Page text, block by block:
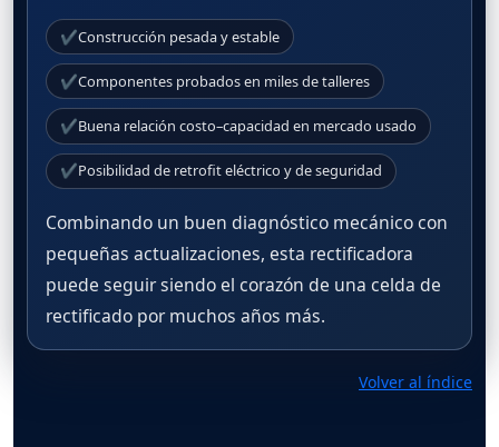
✔Construcción pesada y estable
✔Componentes probados en miles de talleres
✔Buena relación costo–capacidad en mercado usado
✔Posibilidad de retrofit eléctrico y de seguridad
Combinando un buen diagnóstico mecánico con
pequeñas actualizaciones, esta rectificadora
puede seguir siendo el corazón de una celda de
rectificado por muchos años más.
Volver al índice